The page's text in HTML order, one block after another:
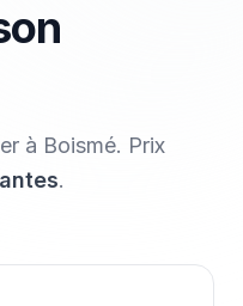
à Boismé. Prix
.